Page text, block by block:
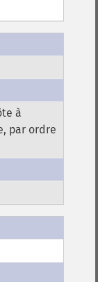
à
par ordre